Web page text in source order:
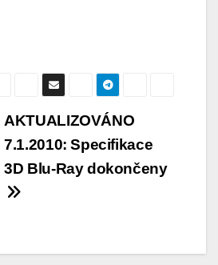
AKTUALIZOVÁNO
7.1.2010: Specifikace
3D Blu-Ray dokončeny